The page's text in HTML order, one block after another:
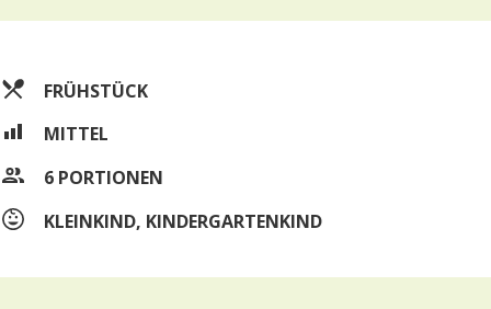
FRÜHSTÜCK
MITTEL
6 PORTIONEN
KLEINKIND, KINDERGARTENKIND